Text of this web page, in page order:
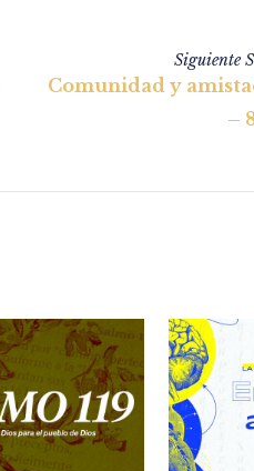
Siguiente
Comunidad y
–